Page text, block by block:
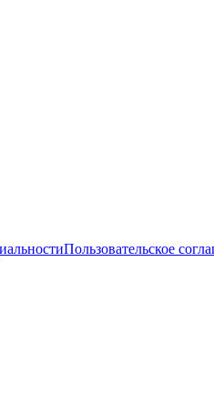
Пользовательское